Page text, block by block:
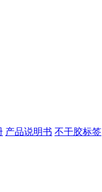
产品说明书 不干胶标签